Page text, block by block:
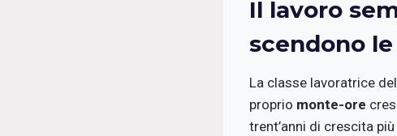
Il lavoro
scendono
La classe lavoratrice
proprio monte-ore
trent’anni di crescita